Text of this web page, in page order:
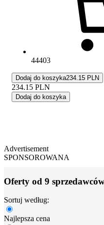
44403
Dodaj do koszyka234.15 PLN
234.15 PLN
Dodaj do koszyka
Advertisement
SPONSOROWANA
Oferty od 9
Sortuj według:
Najlepsza cena